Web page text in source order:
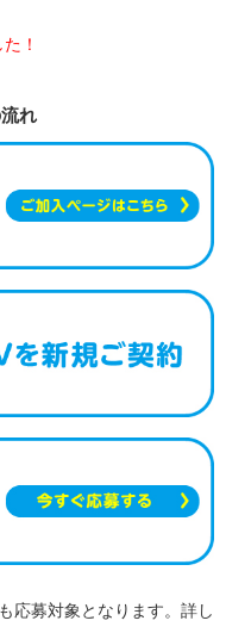
！
れ
応募対象となります。詳し